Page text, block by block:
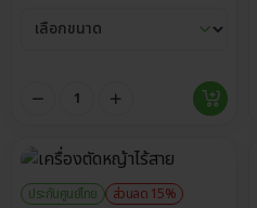
ประกันศูนย์ไทย
ส่วนลด 15%